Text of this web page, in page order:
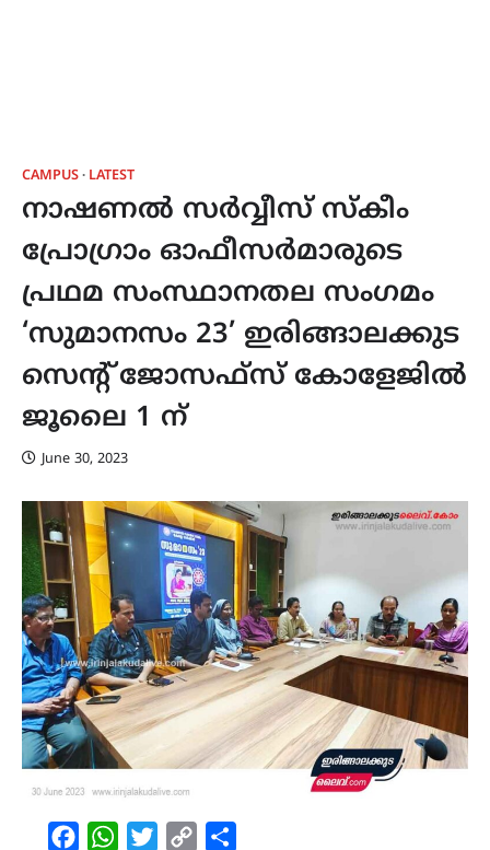
CAMPUS LATEST
നാഷണല്‍ സര്‍വ്വീസ് സ്കീം
പ്രോഗ്രാം ഓഫീസര്‍മാരുടെ
പ്രഥമ സംസ്ഥാനതല സംഗമം
‘സുമാനസം 23’ ഇരിങ്ങാലക്കുട
സെന്‍റ് ജോസഫ്സ് കോളേജില്‍
ജൂലൈ 1 ന്
June 30, 2023
FacebookWhatsAppTwitterCopy